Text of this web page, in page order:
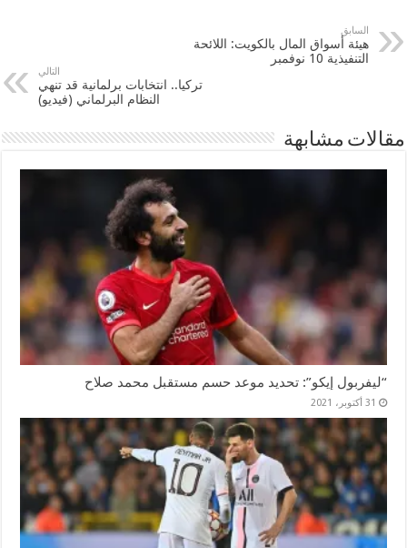
السابق
هيئة أسواق المال بالكويت: اللائحة
التنفيذية 10 نوفمبر
التالي
تركيا.. انتخابات برلمانية قد تنهي
النظام البرلماني (فيديو)
مقالات مشابهة
“ليفربول إيكو”: تحديد موعد حسم مستقبل محمد صلاح
31 أكتوبر، 2021